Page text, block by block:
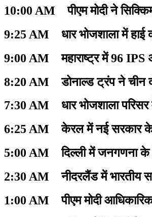
10:00 AM पीएम मोदी ने
9:25 AM धार भोजशाला में हाई
9:00 AM महाराष्ट्र में 96 IPS
8:20 AM डोनाल्ड ट्रंप ने चीन
7:30 AM धार भोजशाला परिसर
6:25 AM केरल में नई सरकार के
5:00 AM दिल्ली में जनगणना के
2:30 AM नीदरलैंड में भारतीय
1:00 AM पीएम मोदी